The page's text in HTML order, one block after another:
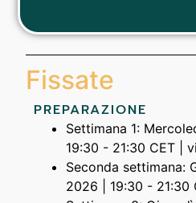
Fissate
PREPARAZIONE
Settimana 1:
19:30 - 21:30 CET |
Seconda settimana:
2026 | 19:30 - 21:30